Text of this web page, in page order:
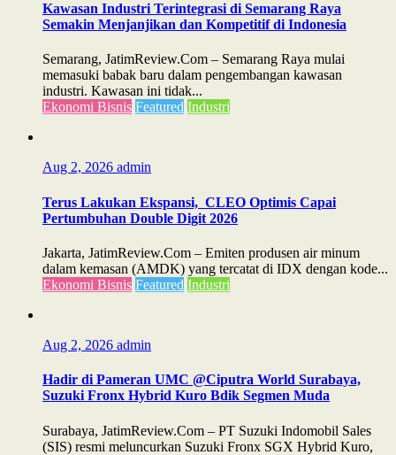
Kawasan Industri Terintegrasi di Semarang Raya
Semakin Menjanjikan dan Kompetitif di Indonesia
Semarang, JatimReview.Com – Semarang Raya mulai
memasuki babak baru dalam pengembangan kawasan
industri. Kawasan ini tidak...
Ekonomi Bisnis Featured Industri
Aug 2, 2026 admin
Terus Lakukan Ekspansi, CLEO Optimis Capai
Pertumbuhan Double Digit 2026
Jakarta, JatimReview.Com – Emiten produsen air minum
dalam kemasan (AMDK) yang tercatat di IDX dengan kode...
Ekonomi Bisnis Featured Industri
Aug 2, 2026 admin
Hadir di Pameran UMC @Ciputra World Surabaya,
Suzuki Fronx Hybrid Kuro Bdik Segmen Muda
Surabaya, JatimReview.Com – PT Suzuki Indomobil Sales
(SIS) resmi meluncurkan Suzuki Fronx SGX Hybrid Kuro,